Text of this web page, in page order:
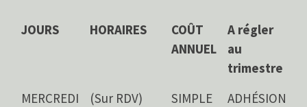
JOURS HORAIRES
COÛT
ANNUEL
A régler
au
trimestre
MERCREDI
(Sur RDV)
SIMPLE ADHÉSION